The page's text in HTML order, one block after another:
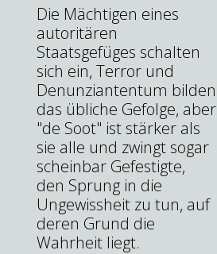
Die Mächtigen eines
autoritären
Staatsgefüges schalten
sich ein, Terror und
Denunziantentum bilden
das übliche Gefolge, aber
"de Soot" ist stärker als
sie alle und zwingt sogar
scheinbar Gefestigte,
den Sprung in die
Ungewissheit zu tun, auf
deren Grund die
Wahrheit liegt.